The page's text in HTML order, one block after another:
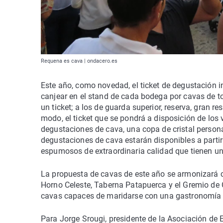
Requena es cava | ondacero.es
Este año, como novedad, el ticket de degustación
canjear en el stand de cada bodega por cavas de
un ticket; a los de guarda superior, reserva, gran
modo, el ticket que se pondrá a disposición de
degustaciones de cava, una copa de cristal
degustaciones de cava estarán disponibles a
espumosos de extraordinaria calidad que tienen
La propuesta de cavas de este año se
Horno Celeste, Taberna Patapuerca y el Gremio
cavas capaces de maridarse con una
Para Jorge Srougi, presidente de la Asociación de